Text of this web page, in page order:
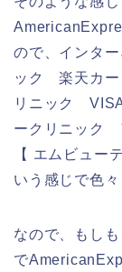
ので、インタ
ック 楽天カー
リニック
ークリニック
【 エムビュ
いう感じで色
なので、もし
で